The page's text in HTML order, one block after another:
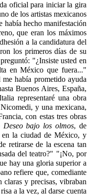
oficial para iniciar la gira
de los artistas mexicanos
había hecho manifestación
que eran los máximos
a la candidatura del
los primeros días de su
"¿Insiste usted en
en México que fuera..."
había prometido ayuda
Buenos Aires, España,
representaré una obra
y una mexicana,
con estas tres obras
Deseo bajo los olmos, de
la ciudad de México, y
retirarse de la escena tan
del teatro?" "¡No, por
hay una gloria superior a
refiere que, comediante
y precisas, vibraban
a la vez, al darse cuenta